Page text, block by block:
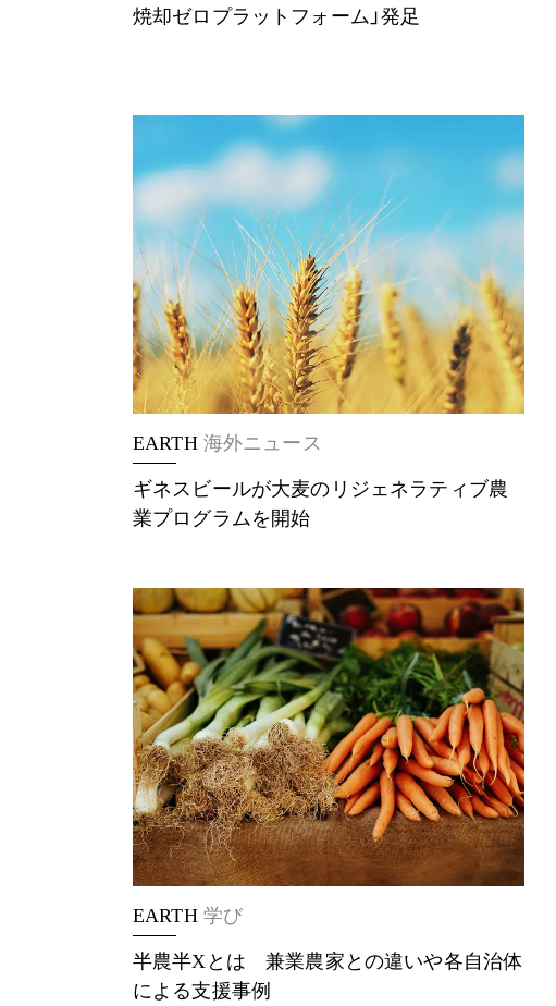
焼却ゼロプラットフォーム」発足
EARTH 海外ニュース
ギネスビールが大麦のリジェネラティブ農
業プログラムを開始
EARTH 学び
半農半Xとは 兼業農家との違いや各自治体
による支援事例